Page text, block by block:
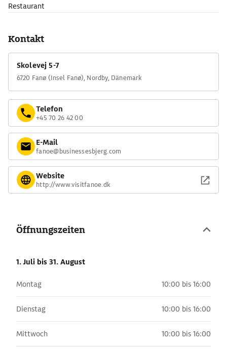
Restaurant
Kontakt
Skolevej 5-7
6720 Fanø (Insel Fanø), Nordby, Dänemark
Telefon
+45 70 26 42 00
E-Mail
fanoe@businessesbjerg.com
Website
http://www.visitfanoe.dk
Öffnungszeiten
1. Juli bis 31. August
Montag 10:00 bis 16:00
Dienstag 10:00 bis 16:00
Mittwoch 10:00 bis 16:00